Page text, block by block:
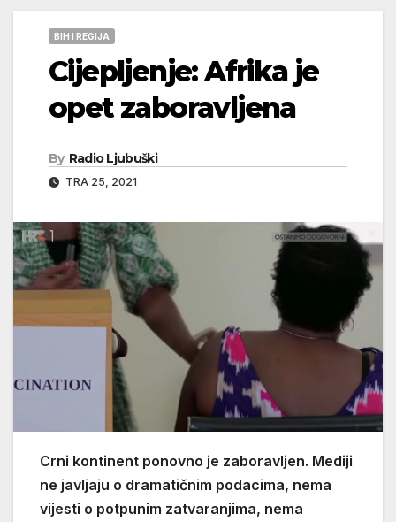
BIH I REGIJA
Cijepljenje: Afrika je
opet zaboravljena
By Radio Ljubuški
TRA 25, 2021
Crni kontinent ponovno je zaboravljen. Mediji
ne javljaju o dramatičnim podacima, nema
vijesti o potpunim zatvaranjima, nema